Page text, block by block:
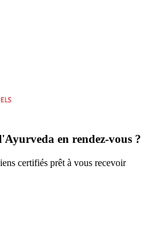
en rendez-vous ?
certifiés prêt à vous recevoir